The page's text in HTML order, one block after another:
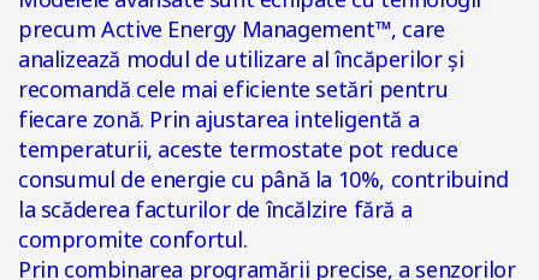
precum Active Energy Management™, care
analizează modul de utilizare al încăperilor și
recomandă cele mai eficiente setări pentru
fiecare zonă. Prin ajustarea inteligentă a
temperaturii, aceste termostate pot reduce
consumul de energie cu până la 10%, contribuind
la scăderea facturilor de încălzire fără a
compromite confortul.
Prin combinarea programării precise, a senzorilor